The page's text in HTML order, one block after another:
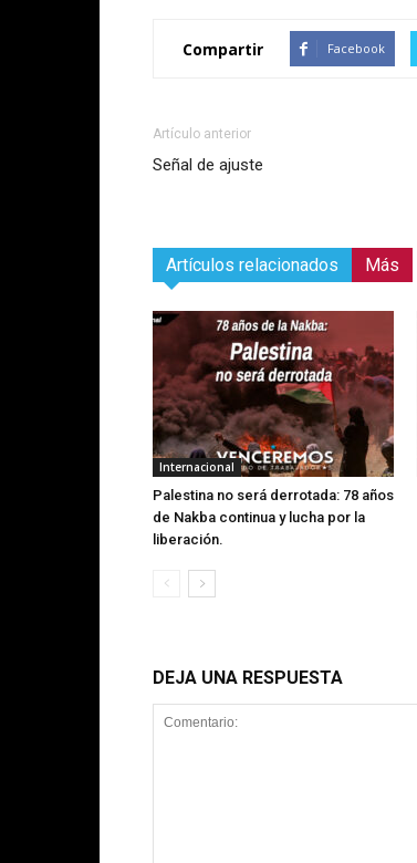
Compartir Facebook
Artículo anterior
Señal de ajuste
Artículos relacionados Más
Internacional
Palestina no será derrotada: 78 años
de Nakba continua y lucha por la
liberación.
DEJA UNA RESPUESTA